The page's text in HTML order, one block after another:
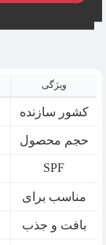
ویژگی
کشور سازنده
حجم محصول
SPF
مناسب برای
بافت و جذب